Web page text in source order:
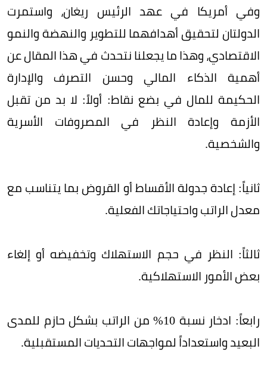
وفي أمريكا في عهد الرئيس ريغان، واستمرت
الدولتان لتحقيق أهدافهما للتطوير والنهضة والنمو
الاقتصادي، وهذا ما يجعلنا نتحدث في هذا المقال عن
أهمية الذكاء المالي وحسن التصرف والإدارة
الحكيمة للمال في بضع نقاط: أولاً: لا بد من تقبل
الأزمة وإعادة النظر في المصروفات الأسرية
والشخصية.
ثانياً: إعادة جدولة الأقساط أو القروض بما يتناسب مع
معدل الراتب واحتياجاتك الفعلية.
ثالثاً: النظر في حجم الاستهلاك وتخفيضه أو إلغاء
بعض الأمور الاستهلاكية.
رابعاً: ادخار نسبة 10% من الراتب بشكل حازم للمدى
البعيد واستعداداً لمواجهات التحديات المستقبلية.